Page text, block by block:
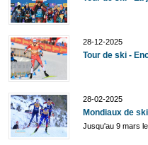
28-12-2025
Tour de ski -
28-02-2025
Mondiaux de
Jusqu'au 9 mars